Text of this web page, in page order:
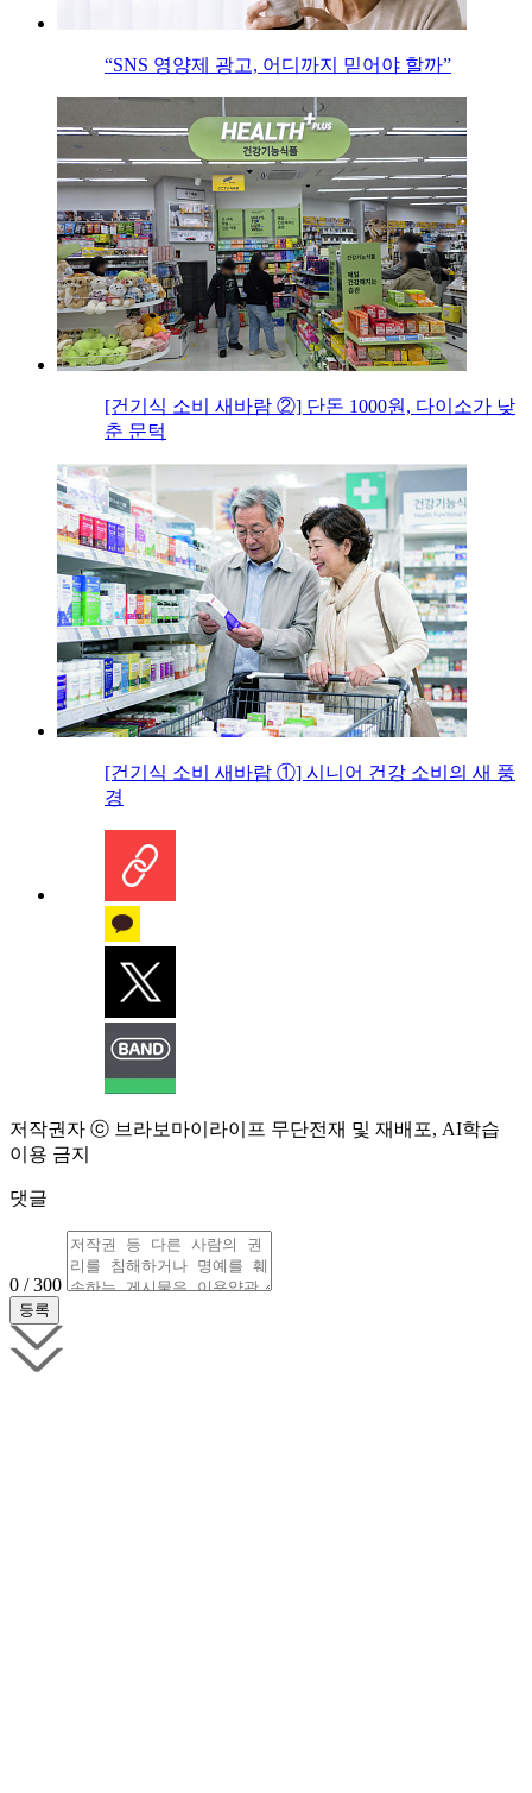
“SNS 영양제 광고, 어디까지 믿어야 할까”
[건기식 소비 새바람 ②] 단돈 1000원, 다이소가 낮
춘 문턱
[건기식 소비 새바람 ①] 시니어 건강 소비의 새 풍
경
저작권자 ⓒ 브라보마이라이프 무단전재 및 재배포, AI학습
이용 금지
댓글
0 / 300